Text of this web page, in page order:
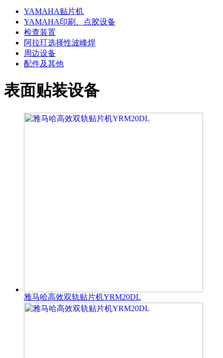
YAMAHA代理
YAMAHA贴片机
YAMAHA印刷、点胶设备
检查装置
阿拉玎选择性波峰焊
周边设备
配件及其他
表面贴装设备
雅马哈高效双轨贴片机YRM20DL